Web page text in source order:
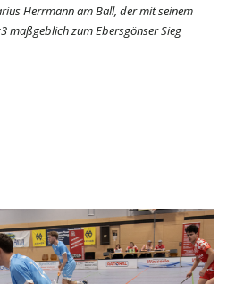
Herrmann am Ball, der mit seinem
maßgeblich zum Ebersgönser Sieg